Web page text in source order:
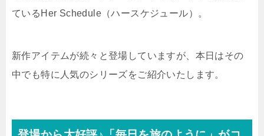
ているHer Schedule（ハースケジュール）。
新作アイテムが続々と登場していますが、本日はその
中でも特に人気のシリーズをご紹介いたします。